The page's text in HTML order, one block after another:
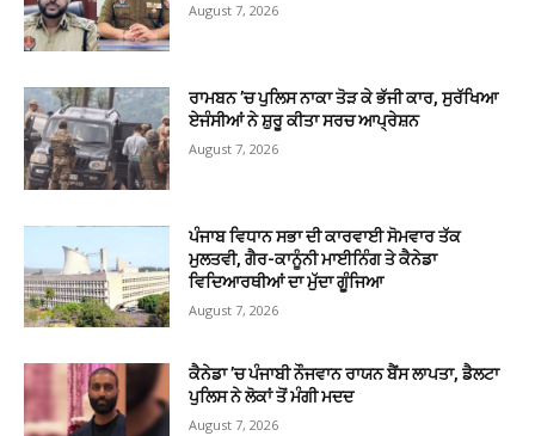
August 7, 2026
ਰਾਮਬਨ ’ਚ ਪੁਲਿਸ ਨਾਕਾ ਤੋੜ ਕੇ ਭੱਜੀ ਕਾਰ, ਸੁਰੱਖਿਆ
ਏਜੰਸੀਆਂ ਨੇ ਸ਼ੁਰੂ ਕੀਤਾ ਸਰਚ ਆਪ੍ਰੇਸ਼ਨ
August 7, 2026
ਪੰਜਾਬ ਵਿਧਾਨ ਸਭਾ ਦੀ ਕਾਰਵਾਈ ਸੋਮਵਾਰ ਤੱਕ
ਮੁਲਤਵੀ, ਗੈਰ-ਕਾਨੂੰਨੀ ਮਾਈਨਿੰਗ ਤੇ ਕੈਨੇਡਾ
ਵਿਦਿਆਰਥੀਆਂ ਦਾ ਮੁੱਦਾ ਗੂੰਜਿਆ
August 7, 2026
ਕੈਨੇਡਾ ’ਚ ਪੰਜਾਬੀ ਨੌਜਵਾਨ ਰਾਯਨ ਬੈਂਸ ਲਾਪਤਾ, ਡੈਲਟਾ
ਪੁਲਿਸ ਨੇ ਲੋਕਾਂ ਤੋਂ ਮੰਗੀ ਮਦਦ
August 7, 2026